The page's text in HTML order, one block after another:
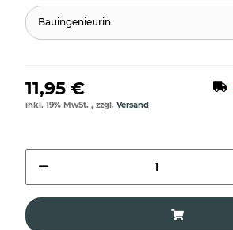
Bauingenieurin
11,95 €
inkl. 19% MwSt. , zzgl. Versand